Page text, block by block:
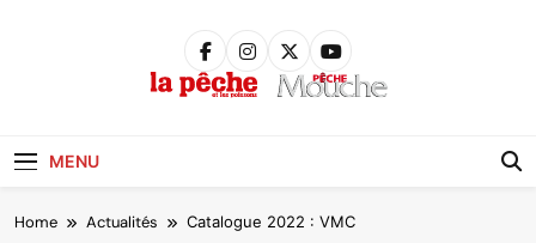
MENU
Home Actualités Catalogue 2022 : VMC